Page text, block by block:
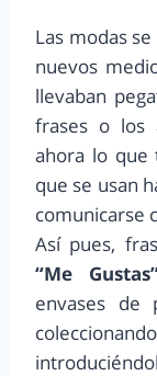
Las modas
nuevos
llevaban
frases o los
ahora lo que
que se usan
comunicarse
Así pues,
“Me
envases de